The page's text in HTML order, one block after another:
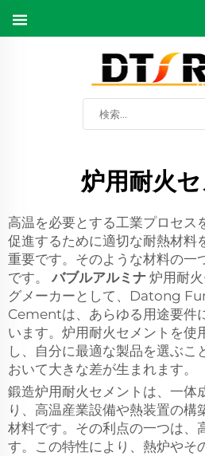
炉用耐火
高温を必要とする工業プロセス
促進するために適切な耐熱材料
重要です。そのような材料の一
です。 バブルアルミナ 炉用耐
グメーカーとして、Datong
Cementは、あらゆる用途要件
います。炉用耐火セメントを使
し、自分に最適な製品を選ぶこ
おいて大きな差が生まれます。
鍛造炉用耐火セメントは、一体
り、高温産業設備や熱装置の構
材料です。その利点の一つは、
す。この特性により、熱炉やそ